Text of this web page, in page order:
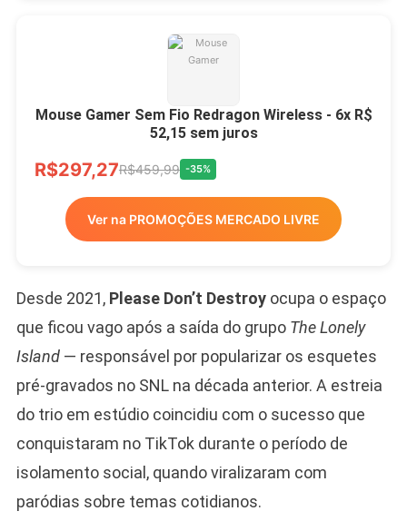
Mouse Gamer Sem Fio Redragon Wireless - 6x R$
52,15 sem juros
R$297,27R$459,99 -35%
Ver na PROMOÇÕES MERCADO LIVRE
Desde 2021, Please Don’t Destroyocupa o espaço
que ficou vago após a saída do grupo The Lonely
Island— responsável por popularizar os esquetes
pré-gravados no SNL na década anterior. A estreia
do trio em estúdio coincidiu com o sucesso que
conquistaram no TikTok durante o período de
isolamento social, quando viralizaram com
paródias sobre temas cotidianos.